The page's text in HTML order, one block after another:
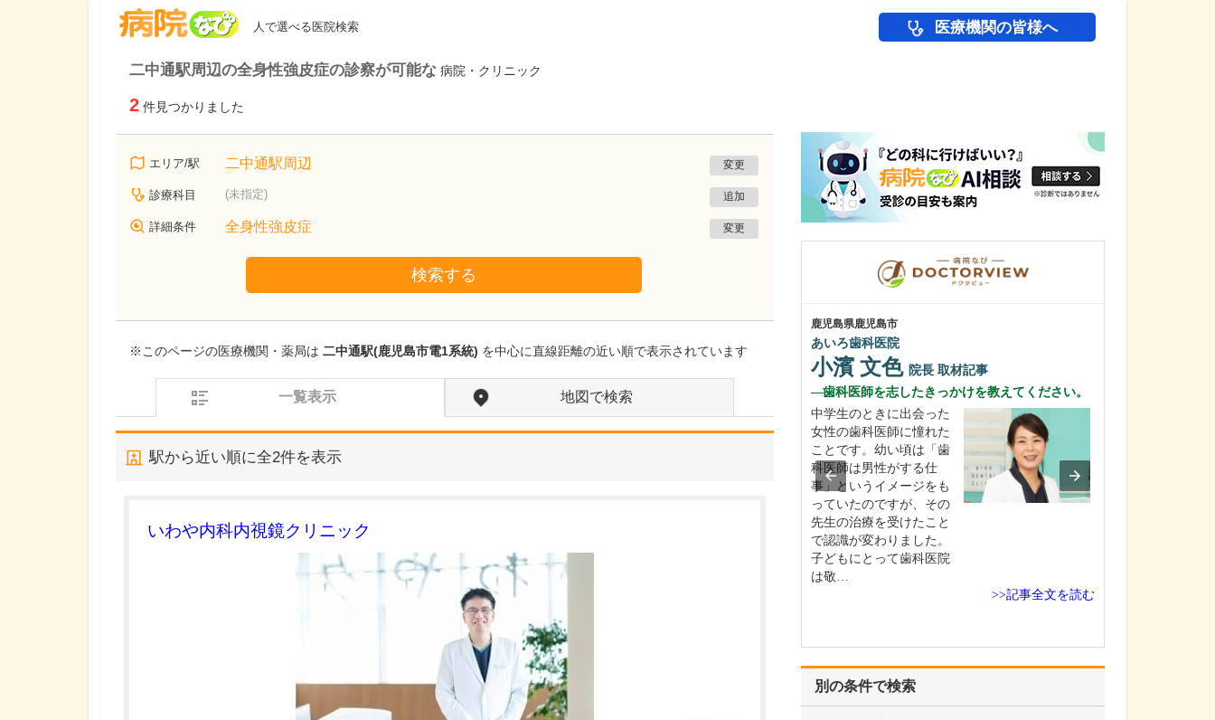
人で選べる医院検索 医療機関の皆様へ
二中通駅周辺の全身性強皮症の診察が可能な 病院・クリニック
2 件見つかりました
エリア/駅 二中通駅周辺 変更
診療科目 (未指定) 追加
詳細条件 全身性強皮症 変更
検索する
※このページの医療機関・薬局は 二中通駅(鹿児島市電1系統) を中心に直線距離の近い順で表示されています
一覧表示 地図で検索
駅から近い順に全2件を表示
いわや内科内視鏡クリニック
別の条件で検索
鹿児島県鹿児島市
植村病院
貴院は地域の「駆け込み寺」のような存在なの
「どんな病気やケガも拒
者さんも応急的に診療
し、速やかに近隣の専門
医をご…
鹿児島県鹿児島市
あいろ歯科医院
小濱 文色 院長 取材記事
歯科医師を志したきっかけを教えてください。
中学生のときに出会った
女性の歯科医師に憧れた
ことです。幼い頃は「歯
科医師は男性がする仕
事」というイメージをも
っていたのですが、その
先生の治療を受けたこと
で認識が変わりました。
子どもにとって歯科医院
は敬…
>>記事全文を読む